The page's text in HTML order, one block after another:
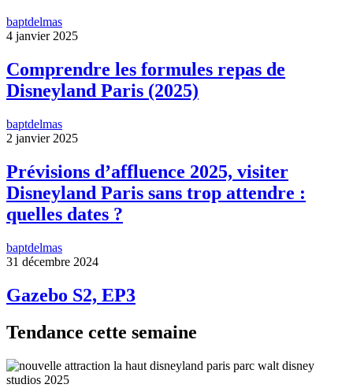
baptdelmas
4 janvier 2025
Comprendre les formules repas de
Disneyland Paris (2025)
baptdelmas
2 janvier 2025
Prévisions d’affluence 2025, visiter
Disneyland Paris sans trop attendre :
quelles dates ?
baptdelmas
31 décembre 2024
Gazebo S2, EP3
Tendance cette semaine